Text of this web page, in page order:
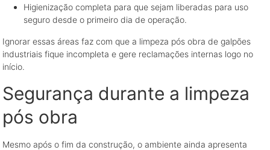
Higienização completa para que sejam liberadas para uso
seguro desde o primeiro dia de operação.
Ignorar essas áreas faz com que a limpeza pós obra de galpões
industriais fique incompleta e gere reclamações internas logo no
início.
Segurança durante a limpeza
pós obra
Mesmo após o fim da construção, o ambiente ainda apresenta